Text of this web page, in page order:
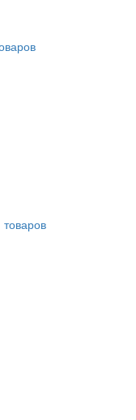
товаров